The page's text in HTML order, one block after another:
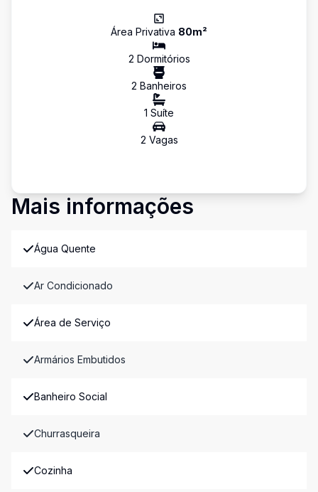
Área Privativa 80m²
2 Dormitórios
2 Banheiros
1 Suíte
2 Vagas
Mais informações
Água Quente
Ar Condicionado
Área de Serviço
Armários Embutidos
Banheiro Social
Churrasqueira
Cozinha